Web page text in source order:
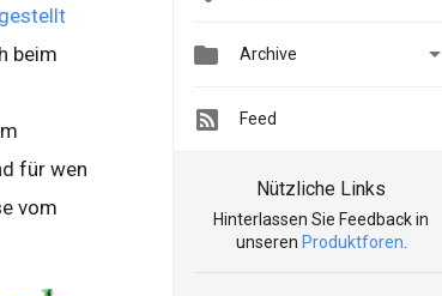
beim
für wen
vom
 Archive 
Feed
Nützliche Links
Hinterlassen Sie Feedback in
unseren Produktforen